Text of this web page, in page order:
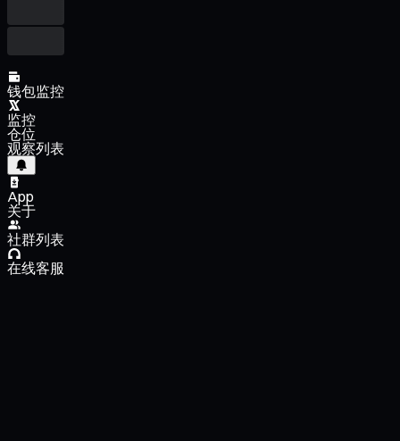
钱包监控
监控
仓位
观察列表
App
关于
社群列表
在线客服